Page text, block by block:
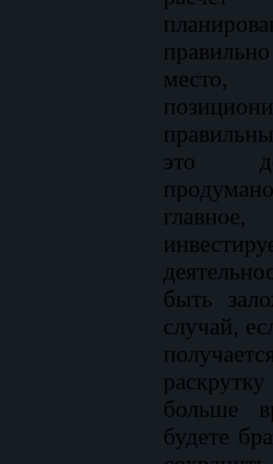
место,
это
быть
случай,
больше
будете